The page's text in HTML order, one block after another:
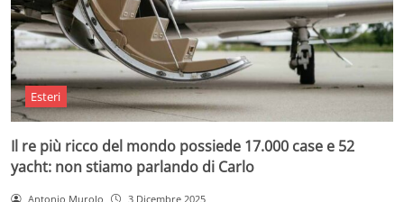
Esteri
Il re più ricco del mondo possiede 17.000 case e 52
yacht: non stiamo parlando di Carlo
Antonio Murolo 3 Dicembre 2025